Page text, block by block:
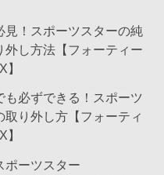
見！スポーツスターの純
外し方法【フォーティー
も必ずできる！スポーツ
取り外し方【フォーティ
ポーツスター